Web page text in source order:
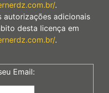
.
autorizações adicionais
desta licença em
.
Email: